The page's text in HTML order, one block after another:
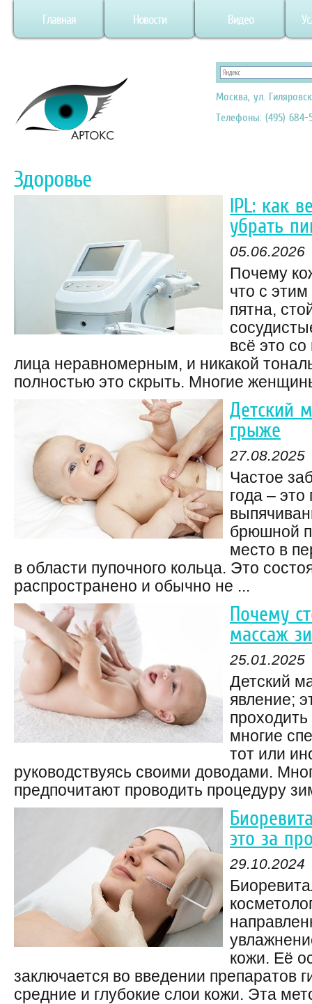
Главная Новости Видео
Москва, ул.
Телефоны: (495) 684-
Здоровье
IPL: как
убрать
05.06.2026
Почему
что с
пятна,
всё это
лица неравномерным, и никакой
полностью это скрыть. Многие
Детский
грыже
27.08.2025
Частое
года –
брюшной
место в
в области пупочного кольца. Это
распространено и обычно не ...
Почему
массаж
25.01.2025
Детский
явление;
многие
тот или
руководствуясь своими доводами.
предпочитают проводить процедуру
это за
29.10.2024
кожи. Её
заключается во введении препаратов
средние и глубокие слои кожи. Эта